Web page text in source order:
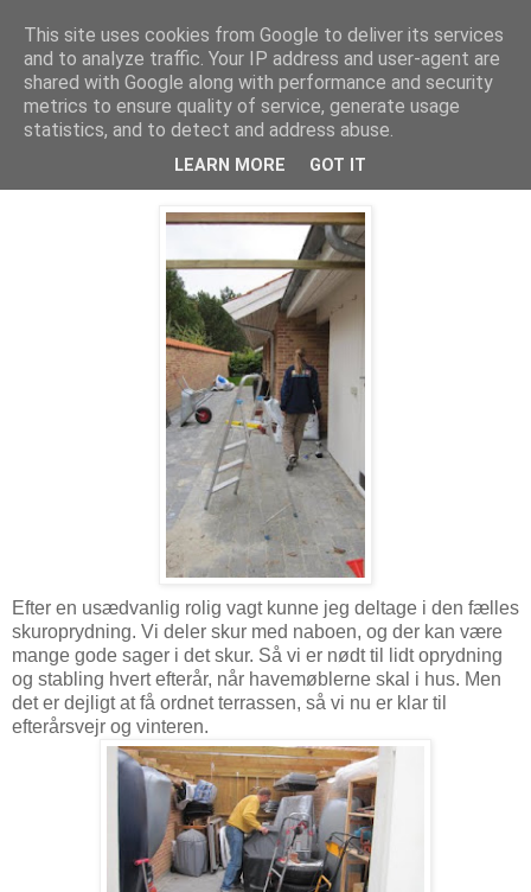
Troldesofie
søndag den 27. september 2009
Søndagsoprydning
Efter en usædvanlig rolig vagt kunne jeg deltage i den fælles
skuroprydning. Vi deler skur med naboen, og der kan være
mange gode sager i det skur. Så vi er nødt til lidt oprydning
og stabling hvert efterår, når havemøblerne skal i hus. Men
det er dejligt at få ordnet terrassen, så vi nu er klar til
efterårsvejr og vinteren.
This site uses cookies from Google to deliver its services
and to analyze traffic. Your IP address and user-agent are
shared with Google along with performance and security
metrics to ensure quality of service, generate usage
statistics, and to detect and address abuse.
LEARN MORE GOT IT